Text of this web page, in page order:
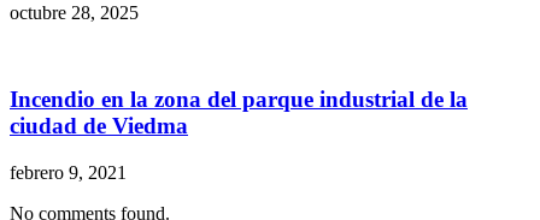
octubre 28, 2025
Incendio en la zona del parque industrial de la
ciudad de Viedma
febrero 9, 2021
No comments found.